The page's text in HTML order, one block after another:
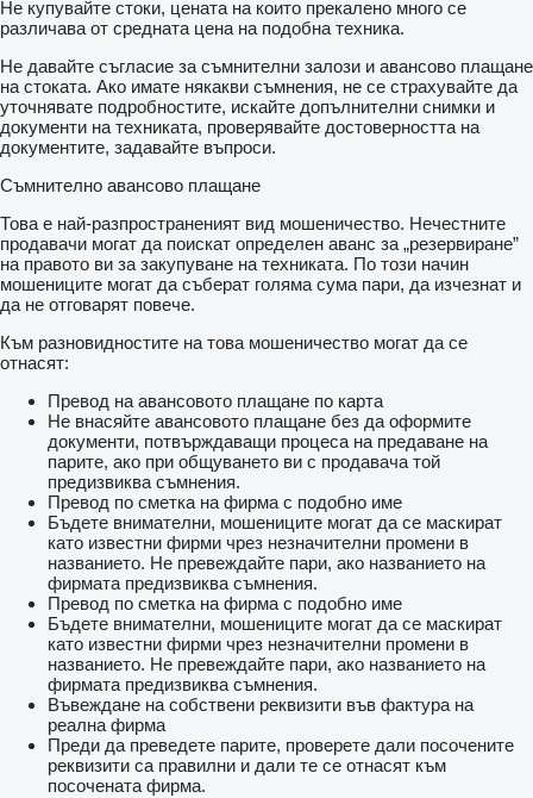
Не купувайте стоки, цената на които прекалено много се
различава от средната цена на подобна техника.
Не давайте съгласие за съмнителни залози и авансово плащане
на стоката. Ако имате някакви съмнения, не се страхувайте да
уточнявате подробностите, искайте допълнителни снимки и
документи на техниката, проверявайте достоверността на
документите, задавайте въпроси.
Съмнително авансово плащане
Това е най-разпространеният вид мошеничество. Нечестните
продавачи могат да поискат определен аванс за „резервиране”
на правото ви за закупуване на техниката. По този начин
мошениците могат да съберат голяма сума пари, да изчезнат и
да не отговарят повече.
Към разновидностите на това мошеничество могат да се
отнасят:
Превод на авансовото плащане по карта
Не внасяйте авансовото плащане без да оформите
документи, потвърждаващи процеса на предаване на
парите, ако при общуването ви с продавача той
предизвиква съмнения.
Превод по сметка на фирма с подобно име
Бъдете внимателни, мошениците могат да се маскират
като известни фирми чрез незначителни промени в
названието. Не превеждайте пари, ако названието на
фирмата предизвиква съмнения.
Превод по сметка на фирма с подобно име
Бъдете внимателни, мошениците могат да се маскират
като известни фирми чрез незначителни промени в
названието. Не превеждайте пари, ако названието на
фирмата предизвиква съмнения.
Въвеждане на собствени реквизити във фактура на
реална фирма
Преди да преведете парите, проверете дали посочените
реквизити са правилни и дали те се отнасят към
посочената фирма.